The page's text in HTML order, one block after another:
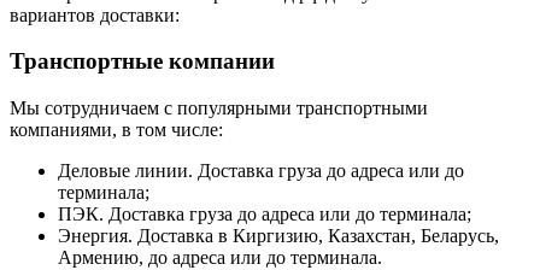
вариантов доставки:
Транспортные компании
Мы сотрудничаем с популярными транспортными
компаниями, в том числе:
Деловые линии. Доставка груза до адреса или до
терминала;
ПЭК. Доставка груза до адреса или до терминала;
Энергия. Доставка в Киргизию, Казахстан, Беларусь,
Армению, до адреса или до терминала.